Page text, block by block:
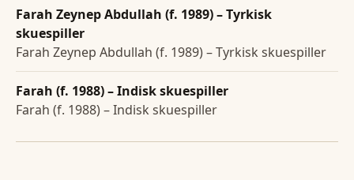
Farah Zeynep Abdullah (f. 1989) – Tyrkisk
skuespiller
Farah Zeynep Abdullah (f. 1989) – Tyrkisk skuespiller
Farah (f. 1988) – Indisk skuespiller
Farah (f. 1988) – Indisk skuespiller